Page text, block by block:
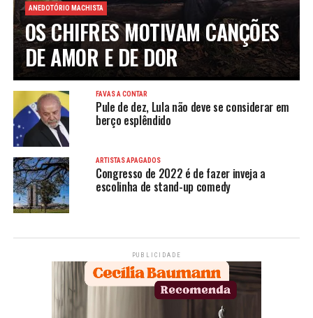
ANEDOTÓRIO MACHISTA
OS CHIFRES MOTIVAM CANÇÕES
DE AMOR E DE DOR
FAVAS A CONTAR
Pule de dez, Lula não deve se considerar em
berço esplêndido
ARTISTAS APAGADOS
Congresso de 2022 é de fazer inveja a
escolinha de stand-up comedy
PUBLICIDADE